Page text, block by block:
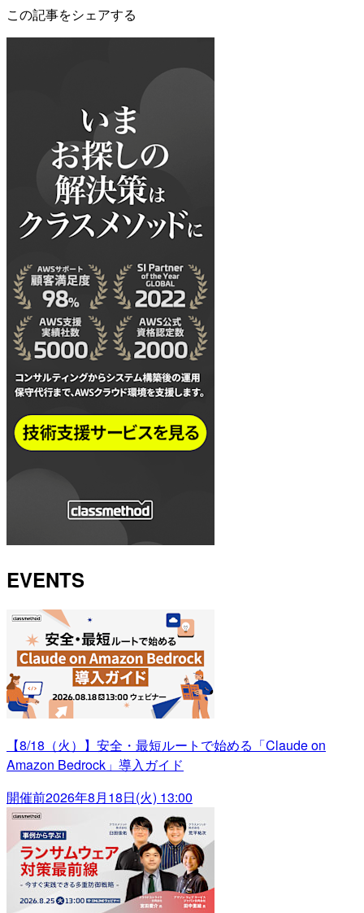
この記事をシェアする
EVENTS
【8/18（火）】安全・最短ルートで始める「Claude on
Amazon Bedrock」導入ガイド
開催前2026年8月18日(火) 13:00